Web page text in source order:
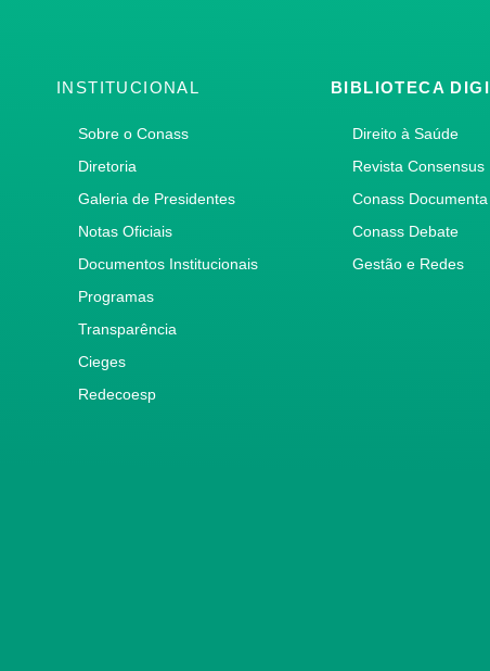
INSTITUCIONAL
Sobre o Conass
Diretoria
Galeria de Presidentes
Notas Oficiais
Documentos Institucionais
Programas
Transparência
Cieges
Redecoesp
BIBLIOTECA
Direito à Saúde
Revista Consensus
Conass Documenta
Conass Debate
Gestão e Redes